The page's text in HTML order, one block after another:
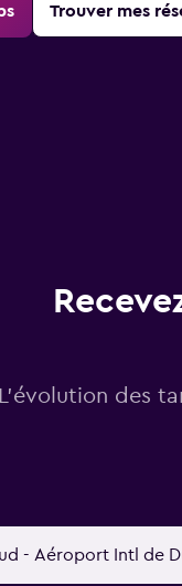
Trouver mes
L’évolution des